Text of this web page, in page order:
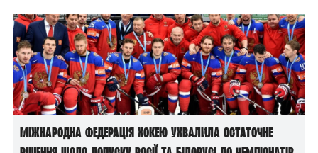
Міжнародна федерація хокею ухвалила остаточне